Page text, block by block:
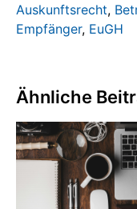
Auskunftsrecht,
Empfänger, EuGH
Ähnliche